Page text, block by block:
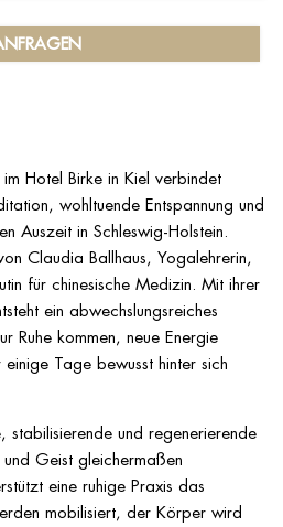
Hotel Birke in Kiel verbindet
wohltuende Entspannung und
Auszeit in Schleswig-Holstein.
Claudia Ballhaus, Yogalehrerin,
für chinesische Medizin. Mit ihrer
ein abwechslungsreiches
Ruhe kommen, neue Energie
Tage bewusst hinter sich
stabilisierende und regenerierende
Geist gleichermaßen
eine ruhige Praxis das
mobilisiert, der Körper wird